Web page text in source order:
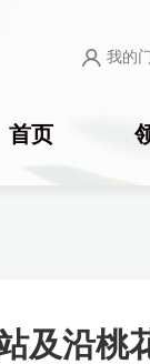
我的
首页
及沿桃